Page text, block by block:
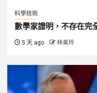
科學技術
數學家證明，不存在完
5 天 ago 林美玲